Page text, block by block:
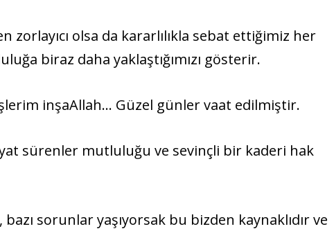
zorlayıcı olsa da kararlılıkla sebat ettiğimiz her
biraz daha yaklaştığımızı gösterir.
inşaAllah… Güzel günler vaat edilmiştir.
sürenler mutluluğu ve sevinçli bir kaderi hak
sorunlar yaşıyorsak bu bizden kaynaklıdır ve